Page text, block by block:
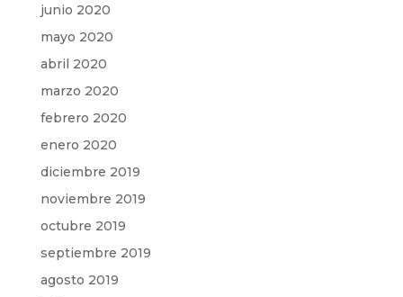
junio 2020
mayo 2020
abril 2020
marzo 2020
febrero 2020
enero 2020
diciembre 2019
noviembre 2019
octubre 2019
septiembre 2019
agosto 2019